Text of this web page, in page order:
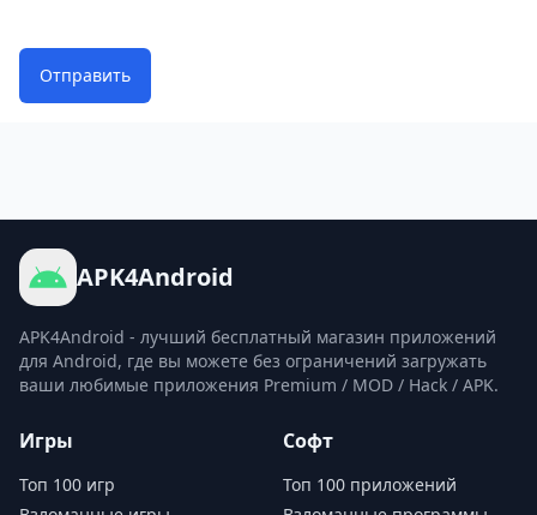
Отправить
APK4Android
APK4Android - лучший бесплатный магазин приложений
для Android, где вы можете без ограничений загружать
ваши любимые приложения Premium / MOD / Hack / APK.
Игры
Топ 100 игр
Софт
Топ 100 приложений